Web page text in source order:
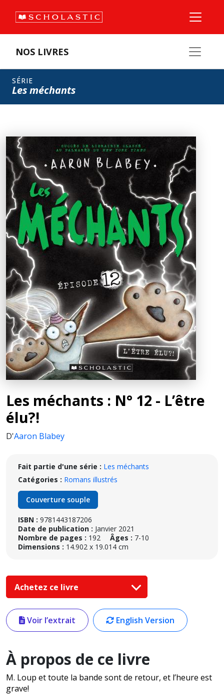
NOS LIVRES
SÉRIE
Les méchants
Les méchants : N° 12 - L’être
élu?!
D'Aaron Blabey
Fait partie d'une série : Les méchants
Catégories : Romans illustrés
Couverture souple
ISBN : 9781443187206
Date de publication : Janvier 2021
Nombre de pages : 192 Âges : 7-10
Dimensions : 14.902 x 19.014 cm
Achetez ce livre
Voir l’extrait English Version
À propos de ce livre
M. Loup et toute la bande sont de retour, et l’heure est
grave!